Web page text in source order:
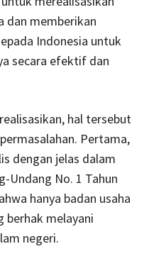
dan memberikan
Indonesia untuk
secara efektif dan
hal tersebut
Pertama,
dengan jelas dalam
Undang No. 1 Tahun
hanya badan usaha
berhak melayani
negeri.